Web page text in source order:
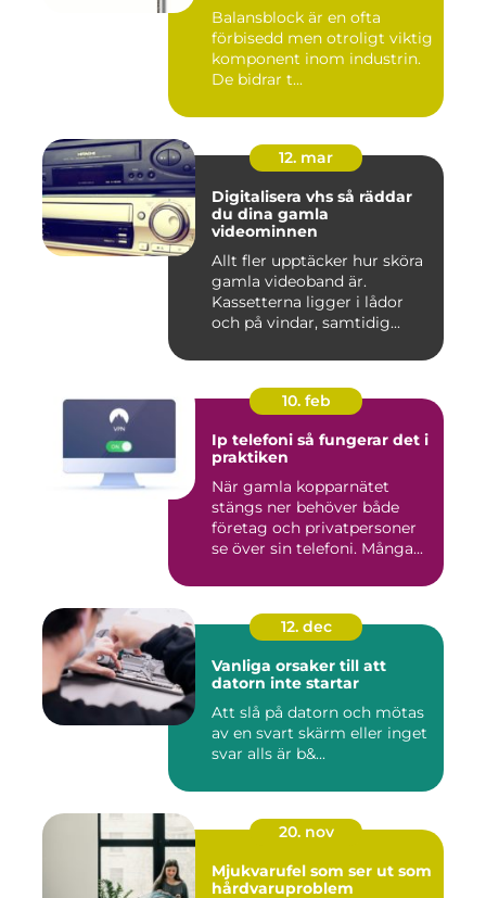
Balansblock är en ofta
förbisedd men otroligt viktig
komponent inom industrin.
De bidrar t...
12. mar
Digitalisera vhs så räddar
du dina gamla
videominnen
Allt fler upptäcker hur sköra
gamla videoband är.
Kassetterna ligger i lådor
och på vindar, samtidig...
10. feb
Ip telefoni så fungerar det i
praktiken
När gamla kopparnätet
stängs ner behöver både
företag och privatpersoner
se över sin telefoni. Många...
12. dec
Vanliga orsaker till att
datorn inte startar
Att slå på datorn och mötas
av en svart skärm eller inget
svar alls är b&...
20. nov
Mjukvarufel som ser ut som
hårdvaruproblem